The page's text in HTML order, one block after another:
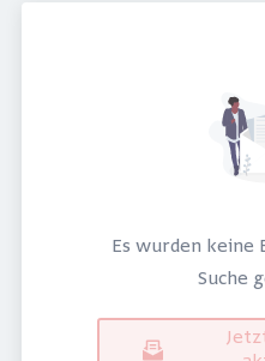
Es wurden keine
Suche